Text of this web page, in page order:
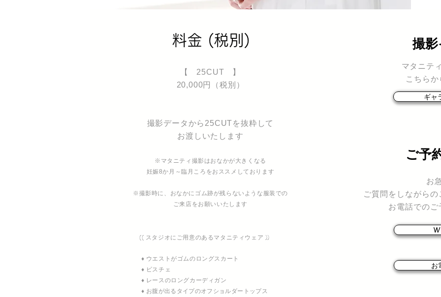
キモノガール利用
​料金 (税別)
【 25CUT 】
20,000円（税別）
撮影データから25CUTを抜粋して
お渡しいたします
※マタニティ撮影はおなかが大きくなる
妊娠8か月～臨月ころをおススメしております
※撮影時に、おなかにゴム跡が残らないような服装での
ご来店をお願いいたします
​(( スタジオにご用意のあるマタニティウェア ))
♦ ウエストがゴムのロングスカート
♦ ビスチェ
♦ レースのロングカーディガン
♦ お腹が出るタイプのオフショルダートップス
撮
マタニテ
こちら
ギャ
ご予
お
ご質問をしながら
お電話での
お